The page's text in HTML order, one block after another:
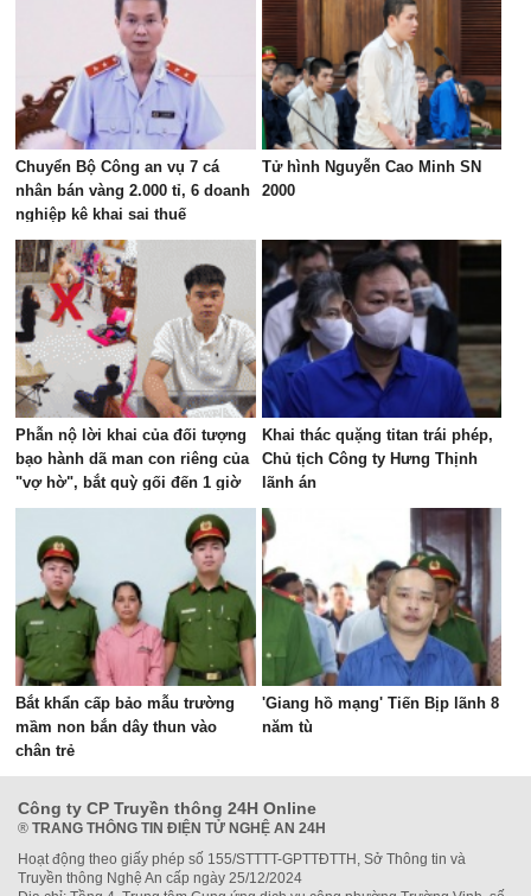
Chuyển Bộ Công an vụ 7 cá
nhân bán vàng 2.000 tỉ, 6 doanh
nghiệp kê khai sai thuế
Tử hình Nguyễn Cao Minh SN
2000
Phẫn nộ lời khai của đối tượng
bạo hành dã man con riêng của
"vợ hờ", bắt quỳ gối đến 1 giờ
sáng
Khai thác quặng titan trái phép,
Chủ tịch Công ty Hưng Thịnh
lãnh án
Bắt khẩn cấp bảo mẫu trường
mầm non bắn dây thun vào
chân trẻ
'Giang hồ mạng' Tiến Bịp lãnh 8
năm tù
Công ty CP Truyền thông 24H Online
® TRANG THÔNG TIN ĐIỆN TỬ NGHỆ AN 24H
Hoạt động theo giấy phép số 155/STTTT-GPTTĐTTH, Sở Thông tin và
Truyền thông Nghệ An cấp ngày 25/12/2024